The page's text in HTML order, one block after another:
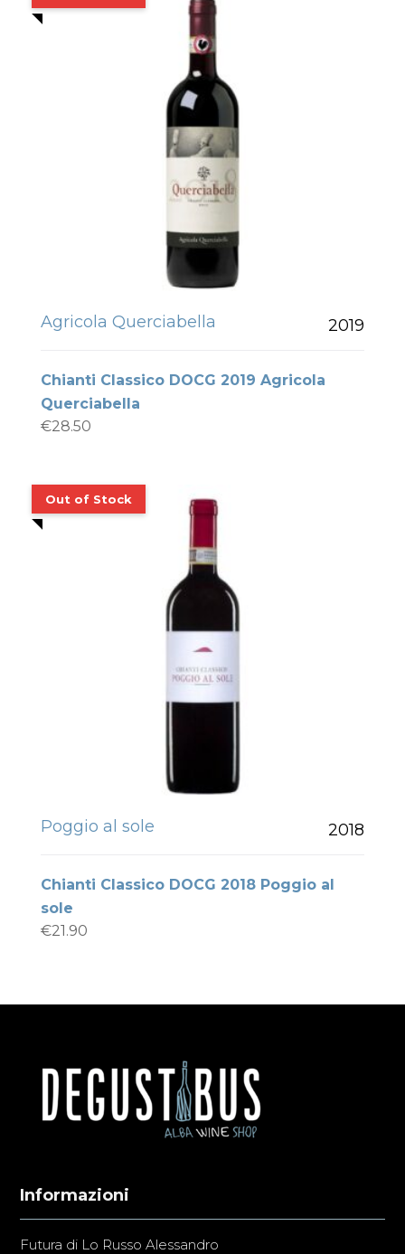
Agricola Querciabella 2019
Chianti Classico DOCG 2019 Agricola
Querciabella
€28.50
Poggio al sole 2018
Chianti Classico DOCG 2018 Poggio al
sole
€21.90
Informazioni
Futura di Lo Russo Alessandro